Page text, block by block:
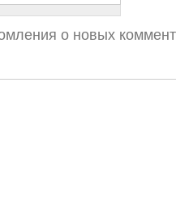
о новых